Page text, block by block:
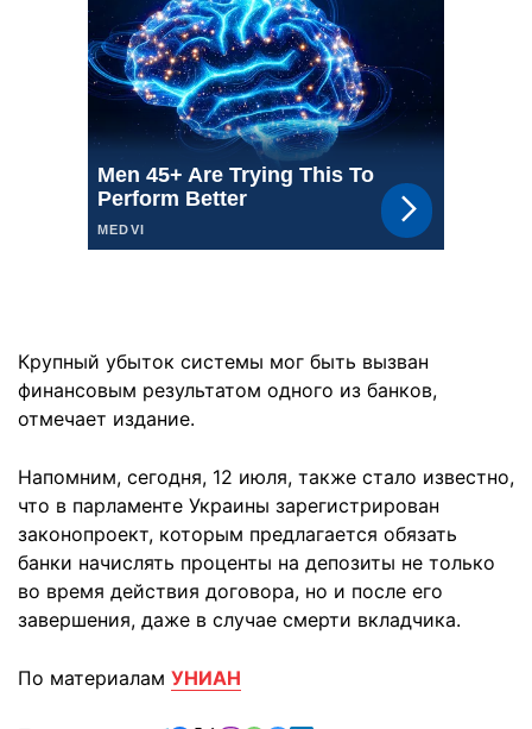
Крупный убыток системы мог быть вызван
финансовым результатом одного из банков,
отмечает издание.
Напомним, сегодня, 12 июля, также стало известно,
что в парламенте Украины зарегистрирован
законопроект, которым предлагается обязать
банки начислять проценты на депозиты не только
во время действия договора, но и после его
завершения, даже в случае смерти вкладчика.
По материалам УНИАН